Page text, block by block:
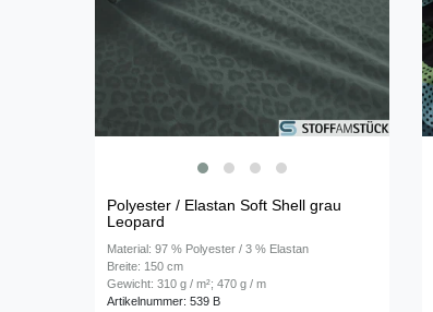
Polyester / Elastan Soft Shell grau
Leopard
Material: 97 % Polyester / 3 % Elastan
Breite: 150 cm
Gewicht: 310 g / m²; 470 g / m
Artikelnummer: 539 B